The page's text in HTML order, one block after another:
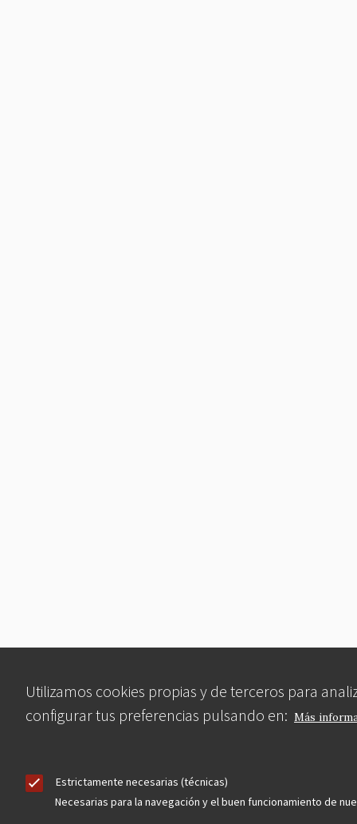
Utilizamos cookies propias y de terceros para
configurar tus preferencias pulsando en: Más
Estrictamente necesarias (técnicas)
Necesarias para la navegación y el buen funcionamiento de